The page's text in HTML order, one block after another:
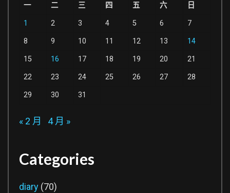
一
二 三 四 五 六 日
1 2 3 4 5 6 7
8 9 10 11 12 13 14
15 16 17 18 19 20 21
22 23 24 25 26 27 28
29 30 31
« 2 月 4 月 »
Categories
diary (70)